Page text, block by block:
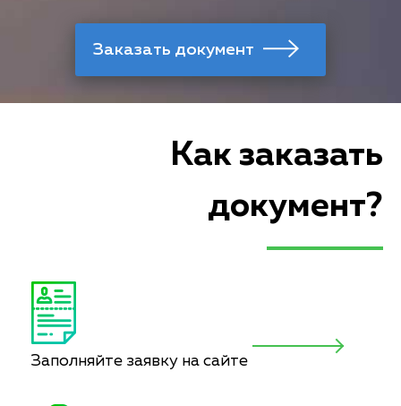
Как заказать
документ?
Заполняйте заявку на сайте